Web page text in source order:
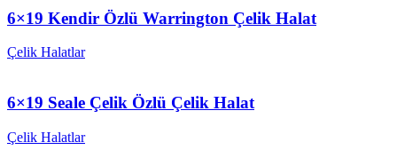
6×19 Kendir Özlü Warrington Çelik Halat
Çelik Halatlar
6×19 Seale Çelik Özlü Çelik Halat
Çelik Halatlar